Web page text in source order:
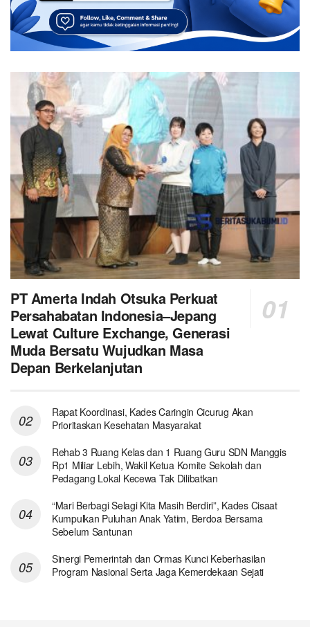
PT Amerta Indah Otsuka Perkuat
Persahabatan Indonesia–Jepang
Lewat Culture Exchange, Generasi
Muda Bersatu Wujudkan Masa
Depan Berkelanjutan
Rapat Koordinasi, Kades Caringin Cicurug Akan
Prioritaskan Kesehatan Masyarakat
Rehab 3 Ruang Kelas dan 1 Ruang Guru SDN Manggis
Rp1 Miliar Lebih, Wakil Ketua Komite Sekolah dan
Pedagang Lokal Kecewa Tak Dilibatkan
“Mari Berbagi Selagi Kita Masih Berdiri”, Kades Cisaat
Kumpulkan Puluhan Anak Yatim, Berdoa Bersama
Sebelum Santunan
Sinergi Pemerintah dan Ormas Kunci Keberhasilan
Program Nasional Serta Jaga Kemerdekaan Sejati